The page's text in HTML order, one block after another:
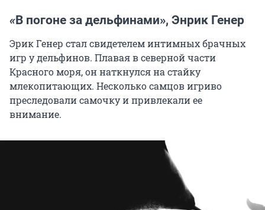
«В погоне за дельфинами», Энрик Генер
Эрик Генер стал свидетелем интимных брачных
игр у дельфинов. Плавая в северной части
Красного моря, он наткнулся на стайку
млекопитающих. Несколько самцов игриво
преследовали самочку и привлекали ее
внимание.